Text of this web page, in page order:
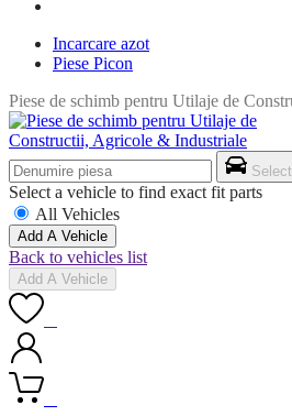
Incarcare azot
Piese Picon
Piese de schimb pentru Utilaje de
Select a vehicle to find exact fit parts
All Vehicles
Add A Vehicle
Back to vehicles list
Add A Vehicle